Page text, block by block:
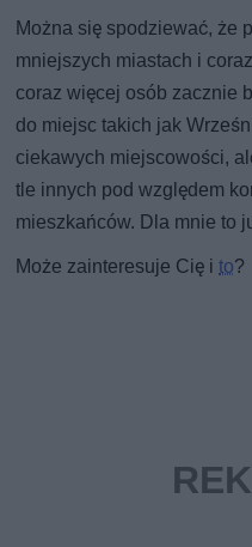
Można się spodziewać, że
mniejszych miastach i
coraz więcej osób zacznie
do miejsc takich jak
ciekawych miejscowości,
tle innych pod względem
mieszkańców. Dla mnie to
Może zainteresuje Cię ito?